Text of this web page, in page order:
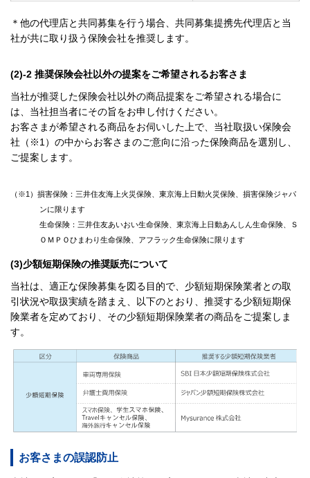
＊他の代理店と共同募集を行う場合、共同募集提携先代理店と当
社が共に取り扱う保険会社を推奨します。
(2)-2 推奨保険会社以外の提案をご希望されるお客さま
当社が推奨した保険会社以外の商品提案をご希望される場合に
は、当社担当者にその旨をお申し付けください。
お客さまが希望される商品をお伺いした上で、当社取扱い保険会
社（※1）の中からお客さまのご意向に沿った保険商品を選別し、
ご提案します。
（※1）損害保険：三井住友海上火災保険、東京海上日動火災保険、損害保険ジャパ
ンに限ります
生命保険：三井住友あいおい生命保険、東京海上日動あんしん生命保険、Ｓ
ＯＭＰＯひまわり生命保険、アフラック生命保険に限ります
(3)少額短期保険の推奨販売について
当社は、適正な保険募集を図る目的で、少額短期保険業者との取
引状況や取扱実績を踏まえ、以下のとおり、推奨する少額短期保
険業者を定めており、その少額短期保険業者の商品をご提案しま
す。
お客さまの誤認防止